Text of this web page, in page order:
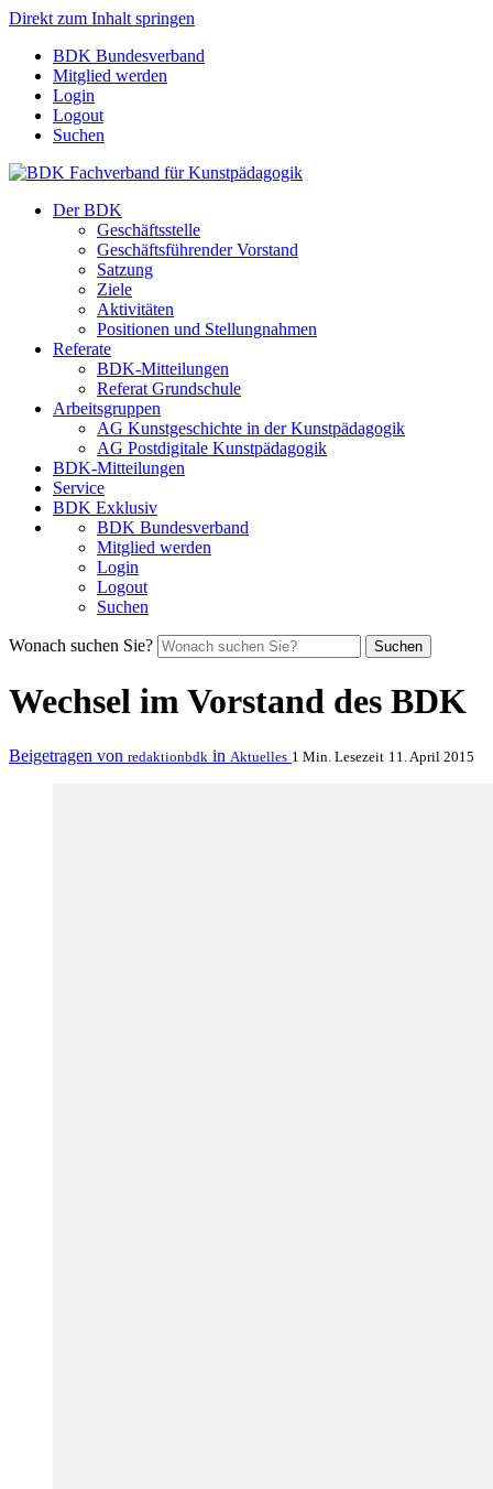
Direkt zum Inhalt springen
BDK Bundesverband
Mitglied werden
Login
Logout
Suchen
Der BDK
Geschäftsstelle
Geschäftsführender Vorstand
Satzung
Ziele
Aktivitäten
Positionen und Stellungnahmen
Referate
BDK-Mitteilungen
Referat Grundschule
Arbeitsgruppen
AG Kunstgeschichte in der Kunstpädagogik
AG Postdigitale Kunstpädagogik
BDK-Mitteilungen
Service
BDK Exklusiv
BDK Bundesverband
Mitglied werden
Login
Logout
Suchen
Wonach suchen Sie? Suchen
Wechsel im Vorstand des BDK
Beigetragen von redaktionbdk in Aktuelles 1 Min. Lesezeit 11. April 2015